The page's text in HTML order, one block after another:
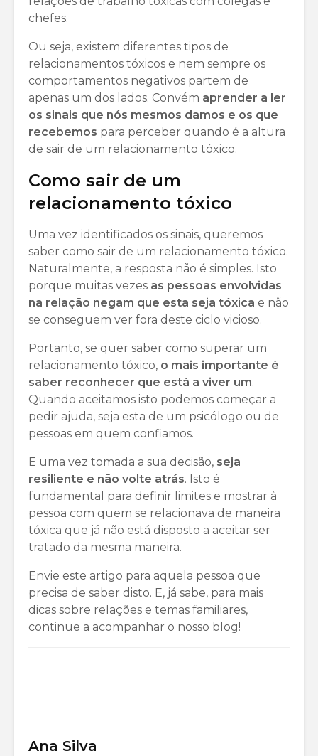
chefes.
Ou seja, existem diferentes tipos de
relacionamentos tóxicos e nem sempre os
comportamentos negativos partem de
apenas um dos lados. Convém aprender a ler
os sinais que nós mesmos damos e os que
recebemos para perceber quando é a altura
de sair de um relacionamento tóxico.
Como sair de um
relacionamento tóxico
Uma vez identificados os sinais, queremos
saber como sair de um relacionamento tóxico.
Naturalmente, a resposta não é simples. Isto
porque muitas vezes as pessoas envolvidas
na relação negam que esta seja tóxica e não
se conseguem ver fora deste ciclo vicioso.
Portanto, se quer saber como superar um
relacionamento tóxico, o mais importante é
saber reconhecer que está a viver um.
Quando aceitamos isto podemos começar a
pedir ajuda, seja esta de um psicólogo ou de
pessoas em quem confiamos.
E uma vez tomada a sua decisão, seja
resiliente e não volte atrás. Isto é
fundamental para definir limites e mostrar à
pessoa com quem se relacionava de maneira
tóxica que já não está disposto a aceitar ser
tratado da mesma maneira.
Envie este artigo para aquela pessoa que
precisa de saber disto. E, já sabe, para mais
dicas sobre relações e temas familiares,
continue a acompanhar o nosso blog!
Ana Silva